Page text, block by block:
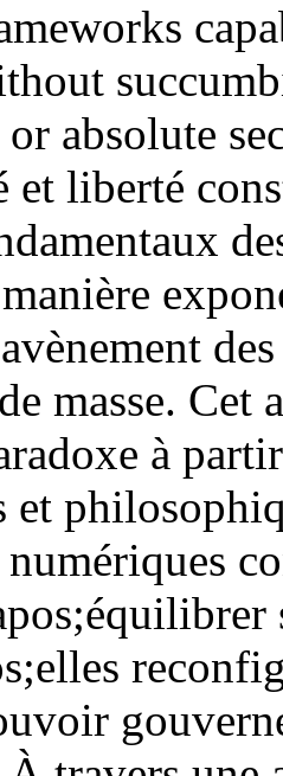
absolute
et liberté
masse. Cet
à